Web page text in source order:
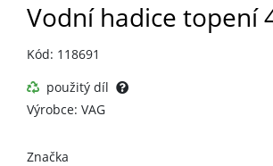
Vodní hadice topení
Kód: 118691
použitý díl
Výrobce: VAG
Značka